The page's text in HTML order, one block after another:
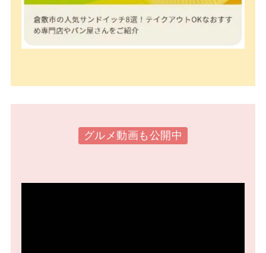
グルメ動画も公開中